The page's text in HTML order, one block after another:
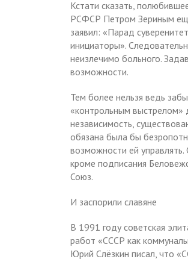
Кстати сказать,
РСФСР Петром Зериным
заявил: «Парад
инициаторы».
неизлечимо больного.
возможности.
Тем более нельзя ведь
«контрольным выстрелом»
независимость,
обязана была бы
возможности ей
кроме подписания
Союз.
И заспорили славяне
В 1991 году советская
работ «СССР как
Юрий Слёзкин писал, что